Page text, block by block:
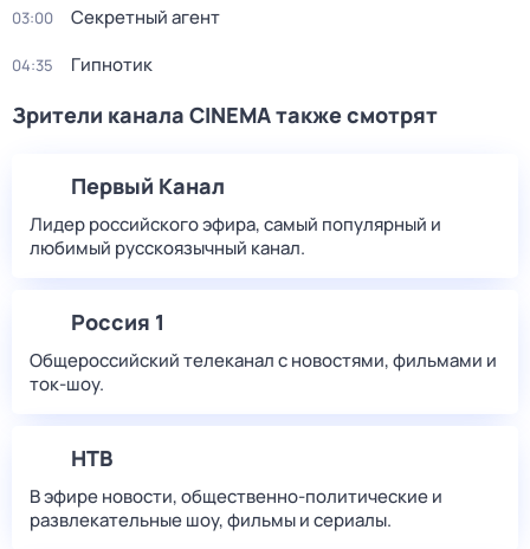
03:00 Секретный агент
04:35 Гипнотик
Зрители канала CINEMA также смотрят
Первый Канал
Лидер российского эфира, самый популярный и
любимый русскоязычный канал.
Россия 1
Общероссийский телеканал с новостями, фильмами и
ток-шоу.
НТВ
В эфире новости, общественно-политические и
развлекательные шоу, фильмы и сериалы.